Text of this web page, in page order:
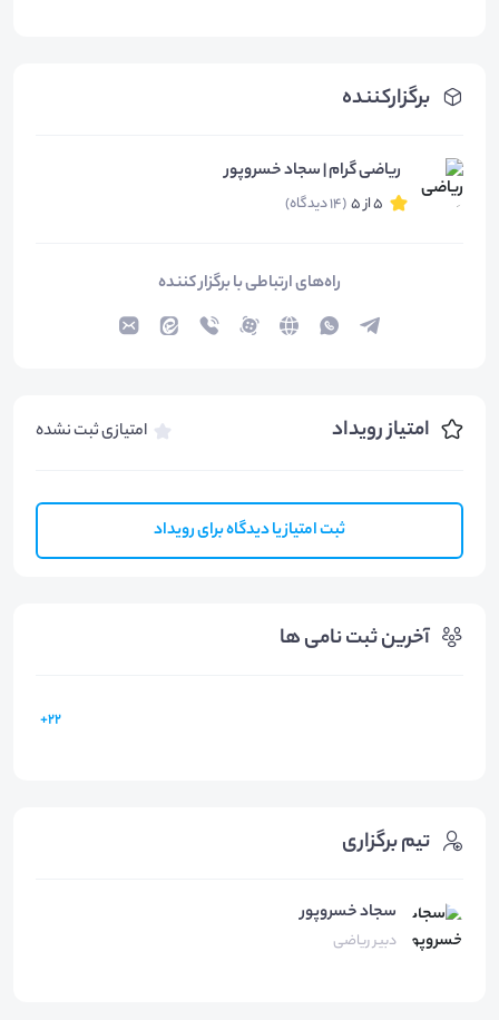
برگزارکننده
ریاضی گرام | سجاد خسروپور
5 از 5 (14 دیدگاه)
راه‌های ارتباطی با برگزار کننده
امتیاز رویداد امتیازی ثبت نشده
ثبت امتیاز یا دیدگاه برای رویداد
آخرین ثبت نامی ها
22+
تیم برگزاری
سجاد خسروپور
دبیر ریاضی